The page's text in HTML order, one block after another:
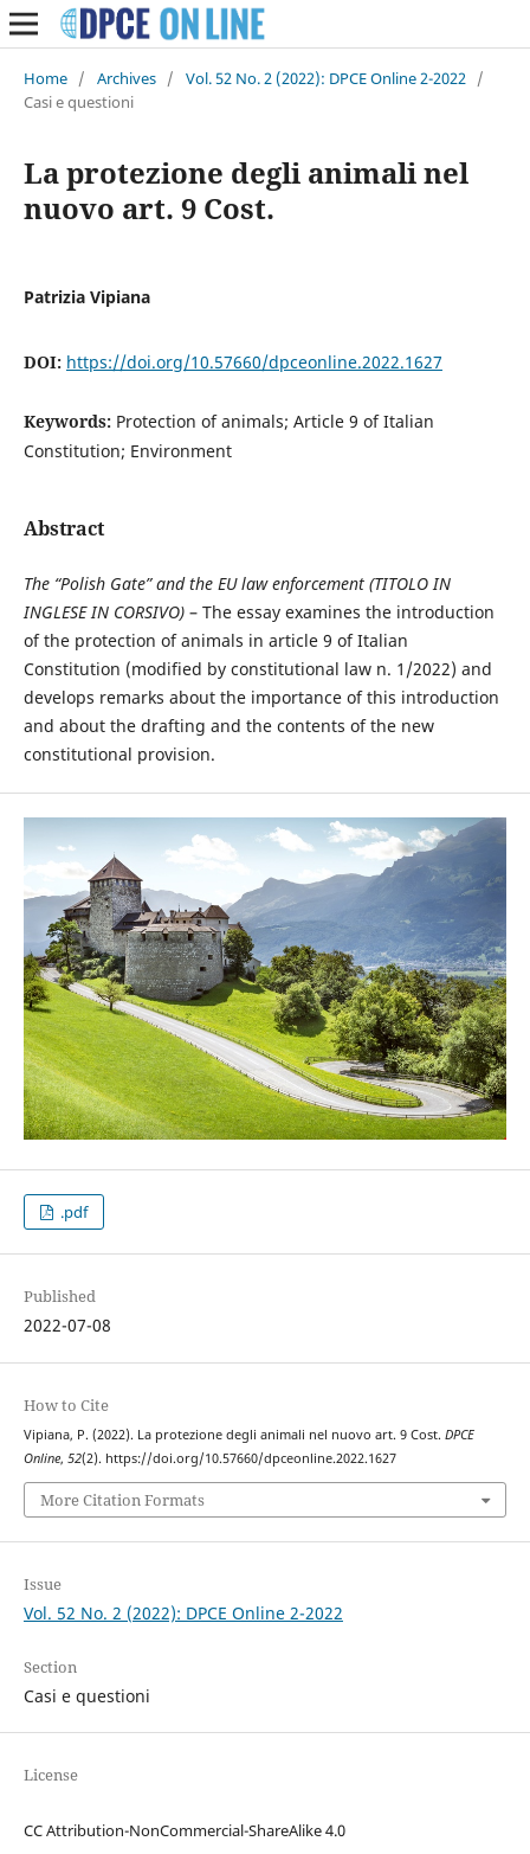
Home / Archives / Vol. 52 No. 2 (2022): DPCE Online 2-2022 /
Casi e questioni
La protezione degli animali nel
nuovo art. 9 Cost.
Patrizia Vipiana
DOI: https://doi.org/10.57660/dpceonline.2022.1627
Keywords: Protection of animals; Article 9 of Italian
Constitution; Environment
Abstract
The “Polish Gate” and the EU law enforcement (TITOLO IN
INGLESE IN CORSIVO)– The essay examines the introduction
of the protection of animals in article 9 of Italian
Constitution (modified by constitutional law n. 1/2022) and
develops remarks about the importance of this introduction
and about the drafting and the contents of the new
constitutional provision.
.pdf
Published
2022-07-08
How to Cite
Vipiana, P. (2022). La protezione degli animali nel nuovo art. 9 Cost. DPCE
Online, 52(2). https://doi.org/10.57660/dpceonline.2022.1627
More Citation Formats
Issue
Vol. 52 No. 2 (2022): DPCE Online 2-2022
Section
Casi e questioni
License
CC Attribution-NonCommercial-ShareAlike 4.0